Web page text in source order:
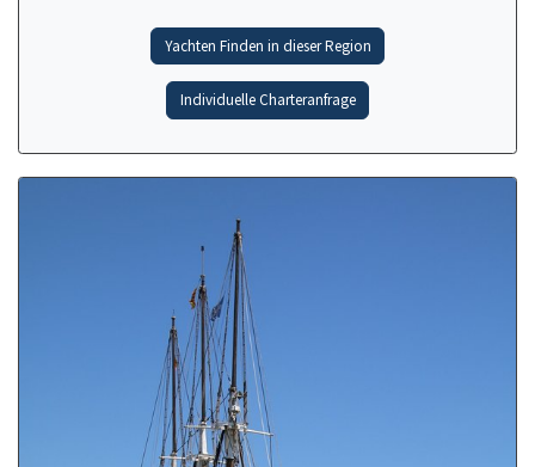
Yachten Finden in dieser Region
Individuelle Charteranfrage